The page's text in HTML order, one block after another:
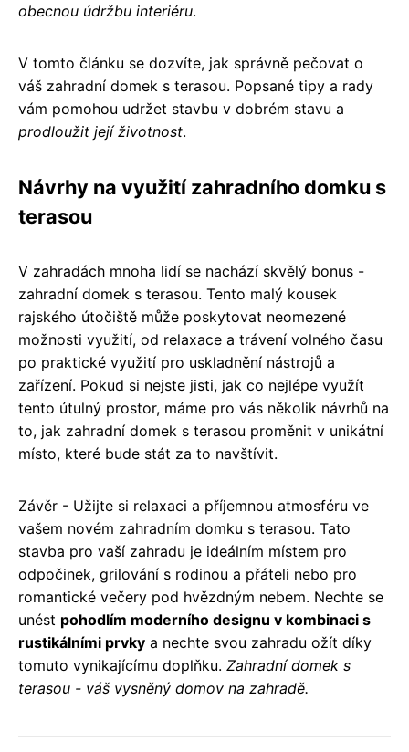
obecnou údržbu interiéru.
V tomto článku se dozvíte, jak správně pečovat o
váš zahradní domek s terasou. Popsané tipy a rady
vám pomohou udržet stavbu v dobrém stavu a
prodloužit její životnost.
Návrhy na využití zahradního domku s
terasou
V zahradách mnoha lidí se nachází skvělý bonus -
zahradní domek s terasou. Tento malý kousek
rajského útočiště může poskytovat neomezené
možnosti využití, od relaxace a trávení volného času
po praktické využití pro uskladnění nástrojů a
zařízení. Pokud si nejste jisti, jak co nejlépe využít
tento útulný prostor, máme pro vás několik návrhů na
to, jak zahradní domek s terasou proměnit v unikátní
místo, které bude stát za to navštívit.
Závěr - Užijte si relaxaci a příjemnou atmosféru ve
vašem novém zahradním domku s terasou. Tato
stavba pro vaší zahradu je ideálním místem pro
odpočinek, grilování s rodinou a přáteli nebo pro
romantické večery pod hvězdným nebem. Nechte se
unést pohodlím moderního designu v kombinaci s
rustikálními prvky a nechte svou zahradu ožít díky
tomuto vynikajícímu doplňku. Zahradní domek s
terasou - váš vysněný domov na zahradě.